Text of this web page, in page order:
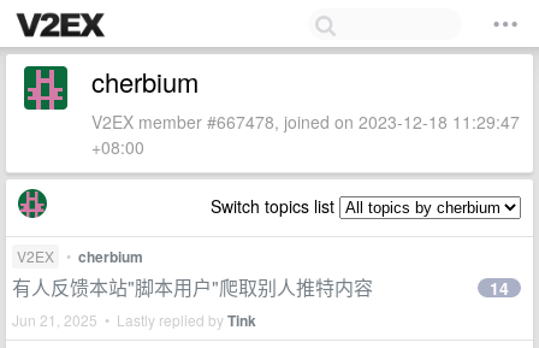
cherbium
V2EX member #667478, joined on 2023-12-18 11:29:47
+08:00
Switch topics list
V2EX • cherbium
有人反馈本站"脚本用户"爬取别人推特内容
Jun 21, 2025 • Lastly replied byTink
14